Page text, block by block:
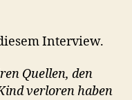
Interview.
Quellen, den
verloren haben